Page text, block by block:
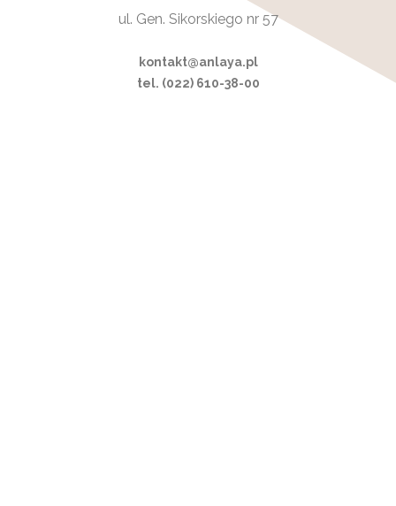
ul. Gen. Sikorskiego nr 57
kontakt@anlaya.pl
tel. (022) 610-38-00